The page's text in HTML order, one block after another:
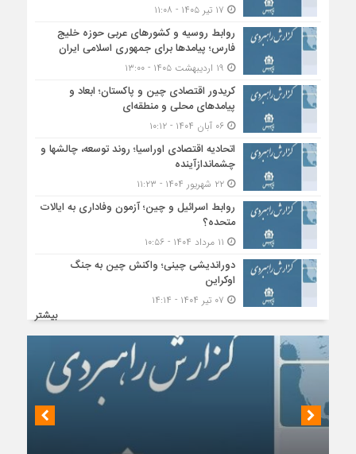
روابط روسیه و کشورهای عربی حوزه خلیج
فارس؛ پیامدها برای جمهوری اسلامی ایران
کریدور اقتصادی چین و پاکستان؛ ابعاد و
پیامدهای محلی و منطقه‌ای
۰۶ آبان ۱۴۰۴ - ۱۰:۱۲
اتحادیه اقتصادی اوراسیا؛ روند توسعه، چالشها و
چشماندازآینده
۲۲ شهریور ۱۴۰۴ - ۱۱:۲۳
روابط اسرائیل و چین؛ آزمون وفاداری به ایالات
متحده؟
دوراندیشی چینی؛ واکنش چین به جنگ
اوکراین
بیشتر